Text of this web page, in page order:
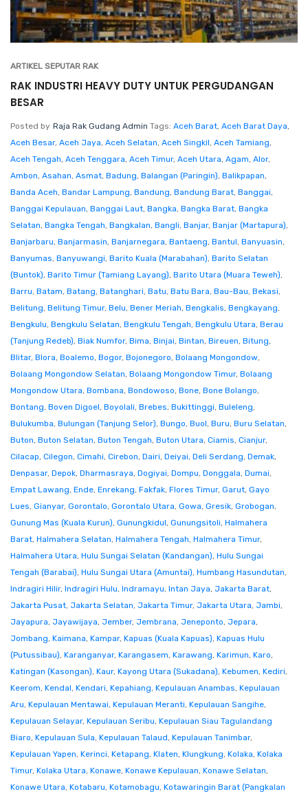
ARTIKEL SEPUTAR RAK
RAK INDUSTRI HEAVY DUTY UNTUK PERGUDANGAN
BESAR
Posted by Raja Rak Gudang Admin Tags: Aceh Barat, Aceh Barat Daya,
Aceh Besar, Aceh Jaya, Aceh Selatan, Aceh Singkil, Aceh Tamiang,
Aceh Tengah, Aceh Tenggara, Aceh Timur, Aceh Utara, Agam, Alor,
Ambon, Asahan, Asmat, Badung, Balangan (Paringin), Balikpapan,
Banda Aceh, Bandar Lampung, Bandung, Bandung Barat, Banggai,
Banggai Kepulauan, Banggai Laut, Bangka, Bangka Barat, Bangka
Selatan, Bangka Tengah, Bangkalan, Bangli, Banjar, Banjar (Martapura),
Banjarbaru, Banjarmasin, Banjarnegara, Bantaeng, Bantul, Banyuasin,
Banyumas, Banyuwangi, Barito Kuala (Marabahan), Barito Selatan
(Buntok), Barito Timur (Tamiang Layang), Barito Utara (Muara Teweh),
Barru, Batam, Batang, Batanghari, Batu, Batu Bara, Bau-Bau, Bekasi,
Belitung, Belitung Timur, Belu, Bener Meriah, Bengkalis, Bengkayang,
Bengkulu, Bengkulu Selatan, Bengkulu Tengah, Bengkulu Utara, Berau
(Tanjung Redeb), Biak Numfor, Bima, Binjai, Bintan, Bireuen, Bitung,
Blitar, Blora, Boalemo, Bogor, Bojonegoro, Bolaang Mongondow,
Bolaang Mongondow Selatan, Bolaang Mongondow Timur, Bolaang
Mongondow Utara, Bombana, Bondowoso, Bone, Bone Bolango,
Bontang, Boven Digoel, Boyolali, Brebes, Bukittinggi, Buleleng,
Bulukumba, Bulungan (Tanjung Selor), Bungo, Buol, Buru, Buru Selatan,
Buton, Buton Selatan, Buton Tengah, Buton Utara, Ciamis, Cianjur,
Cilacap, Cilegon, Cimahi, Cirebon, Dairi, Deiyai, Deli Serdang, Demak,
Denpasar, Depok, Dharmasraya, Dogiyai, Dompu, Donggala, Dumai,
Empat Lawang, Ende, Enrekang, Fakfak, Flores Timur, Garut, Gayo
Lues, Gianyar, Gorontalo, Gorontalo Utara, Gowa, Gresik, Grobogan,
Gunung Mas (Kuala Kurun), Gunungkidul, Gunungsitoli, Halmahera
Barat, Halmahera Selatan, Halmahera Tengah, Halmahera Timur,
Halmahera Utara, Hulu Sungai Selatan (Kandangan), Hulu Sungai
Tengah (Barabai), Hulu Sungai Utara (Amuntai), Humbang Hasundutan,
Indragiri Hilir, Indragiri Hulu, Indramayu, Intan Jaya, Jakarta Barat,
Jakarta Pusat, Jakarta Selatan, Jakarta Timur, Jakarta Utara, Jambi,
Jayapura, Jayawijaya, Jember, Jembrana, Jeneponto, Jepara,
Jombang, Kaimana, Kampar, Kapuas (Kuala Kapuas), Kapuas Hulu
(Putussibau), Karanganyar, Karangasem, Karawang, Karimun, Karo,
Katingan (Kasongan), Kaur, Kayong Utara (Sukadana), Kebumen, Kediri,
Keerom, Kendal, Kendari, Kepahiang, Kepulauan Anambas, Kepulauan
Aru, Kepulauan Mentawai, Kepulauan Meranti, Kepulauan Sangihe,
Kepulauan Selayar, Kepulauan Seribu, Kepulauan Siau Tagulandang
Biaro, Kepulauan Sula, Kepulauan Talaud, Kepulauan Tanimbar,
Kepulauan Yapen, Kerinci, Ketapang, Klaten, Klungkung, Kolaka, Kolaka
Timur, Kolaka Utara, Konawe, Konawe Kepulauan, Konawe Selatan,
Konawe Utara, Kotabaru, Kotamobagu, Kotawaringin Barat (Pangkalan